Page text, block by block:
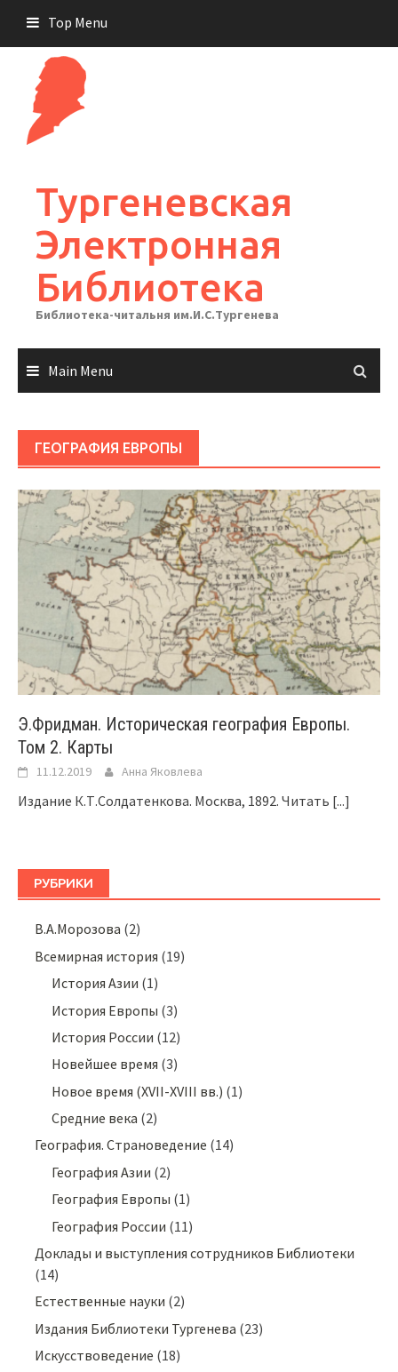
content
Top Menu
Тургеневская
Электронная
Библиотека
Библиотека-читальня им.И.С.Тургенева
Main Menu
ГЕОГРАФИЯ ЕВРОПЫ
Э.Фридман. Историческая география Европы.
Том 2. Карты
11.12.2019 Анна Яковлева
Издание К.Т.Солдатенкова. Москва, 1892. Читать [...]
РУБРИКИ
В.А.Морозова (2)
Всемирная история (19)
История Азии (1)
История Европы (3)
История России (12)
Новейшее время (3)
Новое время (XVII-XVIII вв.) (1)
Средние века (2)
География. Страноведение (14)
География Азии (2)
География Европы (1)
География России (11)
Доклады и выступления сотрудников Библиотеки
(14)
Естественные науки (2)
Издания Библиотеки Тургенева (23)
Искусствоведение (18)